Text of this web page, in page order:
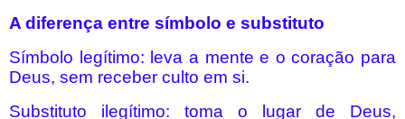
A diferença entre símbolo e substituto
Símbolo legítimo: leva a mente e o coração para
Deus, sem receber culto em si.
Substituto ilegítimo: toma o lugar de Deus,